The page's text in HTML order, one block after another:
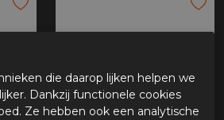
die daarop lijken helpen we
Dankzij functionele cookies
Ze hebben ook een analytische